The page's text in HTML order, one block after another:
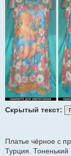
Скрытый текст:
Платье чёрное с
Турция.